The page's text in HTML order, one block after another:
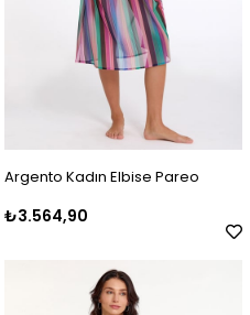
Argento Kadın Elbise Pareo
₺3.564,90